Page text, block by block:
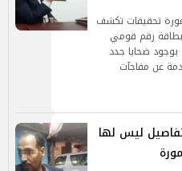
تحقيقات تكشف
عن شقق مستأجرة غامضة، وضبط 20 بطاقة رقم قومي
ضحايا جدد
عن مفاجآت
ليس لها